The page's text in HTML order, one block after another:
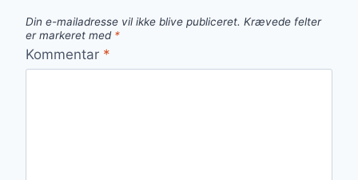
Din e-mailadresse vil ikke blive publiceret. Krævede felter
er markeret med *
Kommentar *